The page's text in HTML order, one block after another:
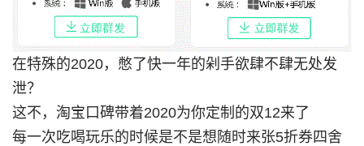
在特殊的2020，憋了快一年的剁手欲肆不肆无处发
泄？
这不，淘宝口碑带着2020为你定制的双12来了
每一次吃喝玩乐的时候是不是想随时来张5折券四舍